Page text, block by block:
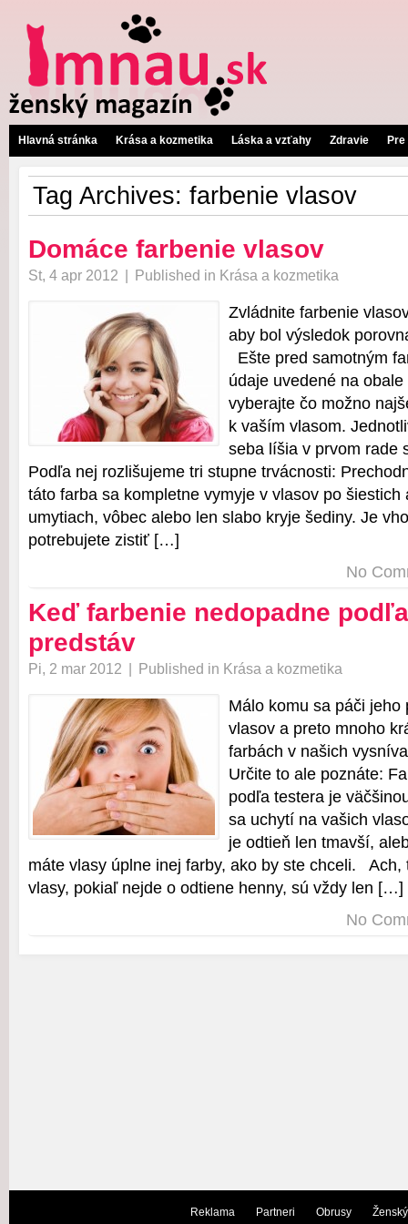
Hlavná stránka Krása a kozmetika Láska a vzťahy Zdravie
Tag Archives: farbenie vlasov
Domáce farbenie vlasov
St, 4 apr 2012 | Published in Krása a kozmetika
Zvládnite farbenie
aby bol výsledok
Ešte pred samotným
údaje uvedené na
vyberajte čo možno
k vaším vlasom.
seba líšia v prvom rade
Podľa nej rozlišujeme tri stupne trvácnosti:
táto farba sa kompletne vymyje v vlasov po šiestich
umytiach, vôbec alebo len slabo kryje šediny. Je
potrebujete zistiť […]
No
Keď farbenie nedopadne
predstáv
Pi, 2 mar 2012 | Published in Krása a kozmetika
Málo komu sa páči jeho
vlasov a preto mnoho
farbách v našich
Určite to ale poznáte:
podľa testera je
sa uchytí na vašich
je odtieň len tmavší,
máte vlasy úplne inej farby, ako by ste chceli. Ach,
vlasy, pokiaľ nejde o odtiene henny, sú vždy len […]
No
Reklama Partneri Obrusy